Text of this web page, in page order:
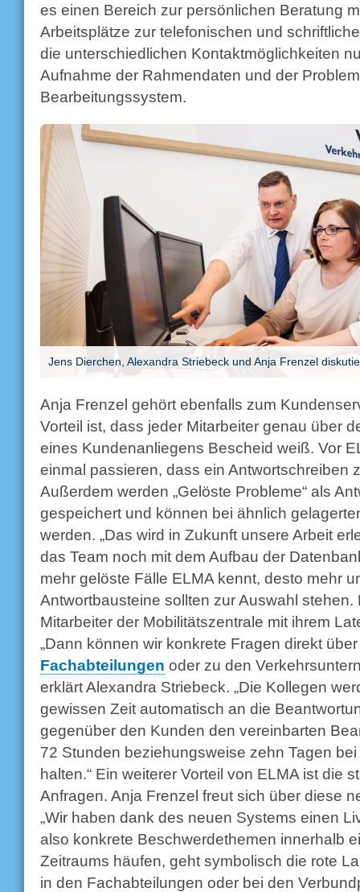
es einen Bereich zur persönlichen Beratung
Arbeitsplätze zur telefonischen und
die unterschiedlichen Kontaktmöglichkeiten
Aufnahme der Rahmendaten und der
Bearbeitungssystem.
Jens Dierchen, Alexandra Striebeck und Anja Frenzel
Anja Frenzel gehört ebenfalls zum
Vorteil ist, dass jeder Mitarbeiter genau über
eines Kundenanliegens Bescheid weiß. Vor
einmal passieren, dass ein Antwortschreiben
Außerdem werden „Gelöste Probleme“ als
gespeichert und können bei ähnlich
werden. „Das wird in Zukunft unsere Arbeit
das Team noch mit dem Aufbau der
mehr gelöste Fälle ELMA kennt, desto mehr
Antwortbausteine sollten zur Auswahl stehen.
Mitarbeiter der Mobilitätszentrale mit ihrem
„Dann können wir konkrete Fragen direkt
Fachabteilungen oder zu den
erklärt Alexandra Striebeck. „Die Kollegen
gewissen Zeit automatisch an die
gegenüber den Kunden den vereinbarten
72 Stunden beziehungsweise zehn Tagen
halten.“ Ein weiterer Vorteil von ELMA ist die
Anfragen. Anja Frenzel freut sich über diese
„Wir haben dank des neuen Systems einen
also konkrete Beschwerdethemen innerhalb
Zeitraums häufen, geht symbolisch die rote
in den Fachabteilungen oder bei den